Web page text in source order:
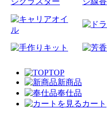
TOP
新商品
奉仕品
カート